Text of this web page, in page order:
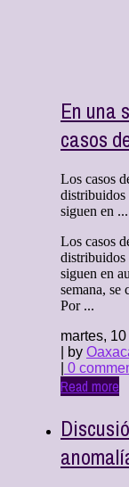
En una
casos
Los casos
distribuidos
siguen en ...
Los casos
distribuidos
siguen en
semana, se
Por ...
martes,
| by
0
Read more